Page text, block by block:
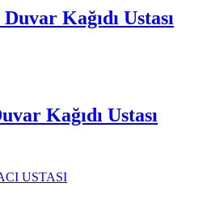
Kağıdı Ustası
Kağıdı Ustası